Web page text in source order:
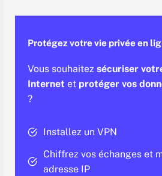
Protégez votre vie privée en
Vous souhaitez sécuriser
Internet et protéger vos
?
Installez un VPN
Chiffrez vos échanges et
adresse IP